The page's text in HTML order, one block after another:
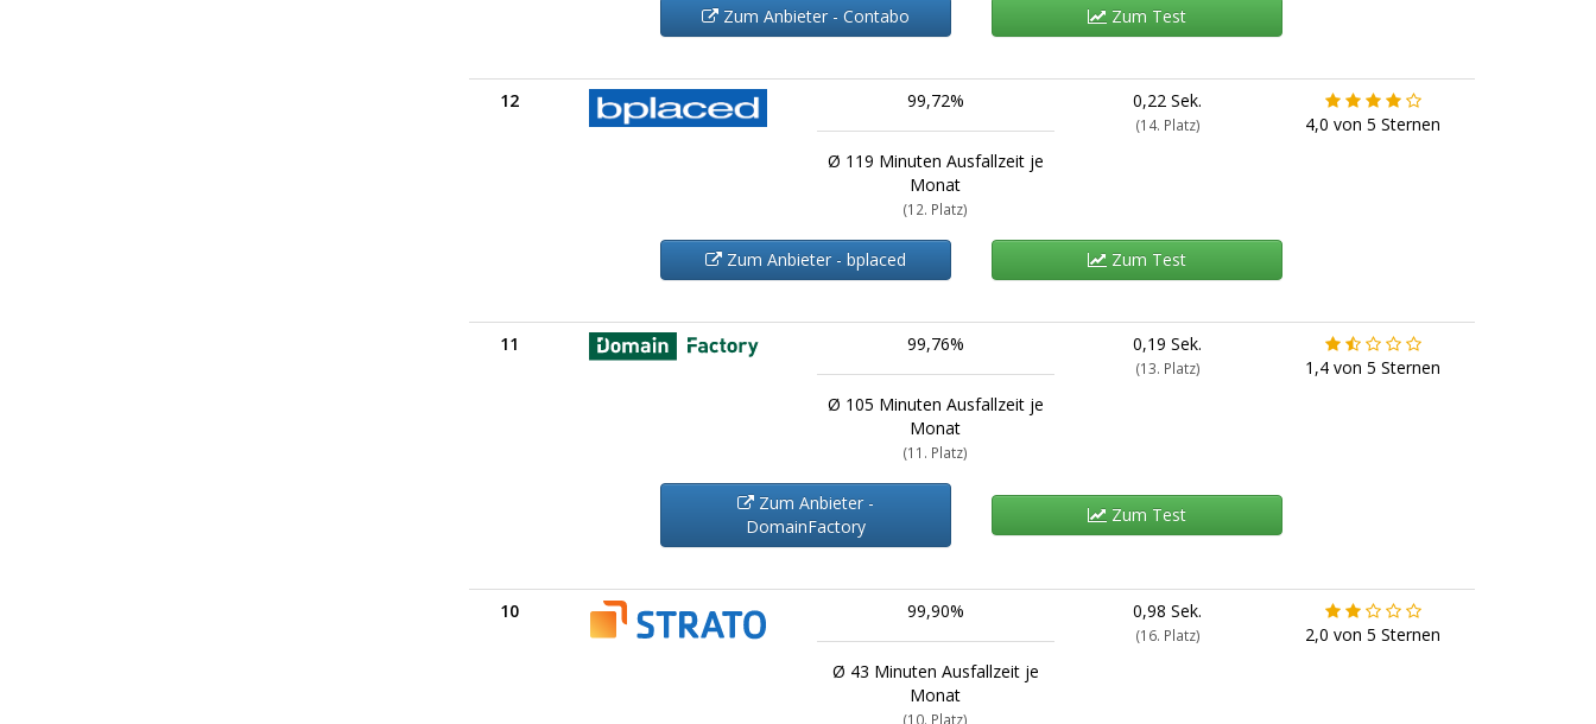
Zum Anbieter - Contabo Zum Test
12 99,72%
Ø 119 Minuten Ausfallzeit je
Monat
(12. Platz)
0,22 Sek.
(14. Platz) 4,0 von 5 Sternen
Zum Anbieter - bplaced Zum Test
11 99,76%
Ø 105 Minuten Ausfallzeit je
Monat
(11. Platz)
0,19 Sek.
(13. Platz) 1,4 von 5 Sternen
Zum Anbieter -
DomainFactory
Zum Test
10 99,90%
Ø 43 Minuten Ausfallzeit je
Monat
(10. Platz)
0,98 Sek.
(16. Platz) 2,0 von 5 Sternen